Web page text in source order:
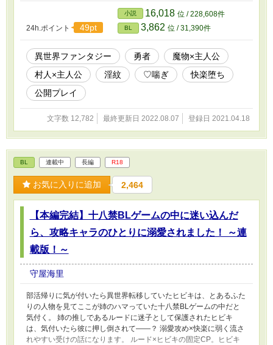
っている薬草摘みでピンク色のスライムに襲われたことで、アルト
の生活は淫らなものへと変わっていくことになった――……。 ※
不定期更新 ※ムーンライトノベルズ様にも投稿しています。
24h.ポイント 49pt
小説 16,018 位 / 228,608件
BL 3,862 位 / 31,390件
異世界ファンタジー 勇者
魔物×主人公
村人×主人公
淫紋 ♡喘ぎ
快楽堕ち
公開プレイ
文字数 12,782 最終更新日 2022.08.07 登録日 2021.04.18
BL 連載中 長編 R18
お気に入りに追加 2,464
【本編完結】十八禁BLゲームの中に迷い込んだ
ら、攻略キャラのひとりに溺愛されました！ ～連
載版！～
守屋海里
部活帰りに気が付いたら異世界転移していたヒビキは、とあるふた
りの人物を見てここが姉のハマっていた十八禁BLゲームの中だと
気付く。 姉の推しであるルードに迷子として保護されたヒビキ
は、気付いたら彼に押し倒されて――？ 溺愛攻め×快楽に弱く流さ
れやすい受けの話になります。 ルード×ヒビキの固定CP。ヒビキ